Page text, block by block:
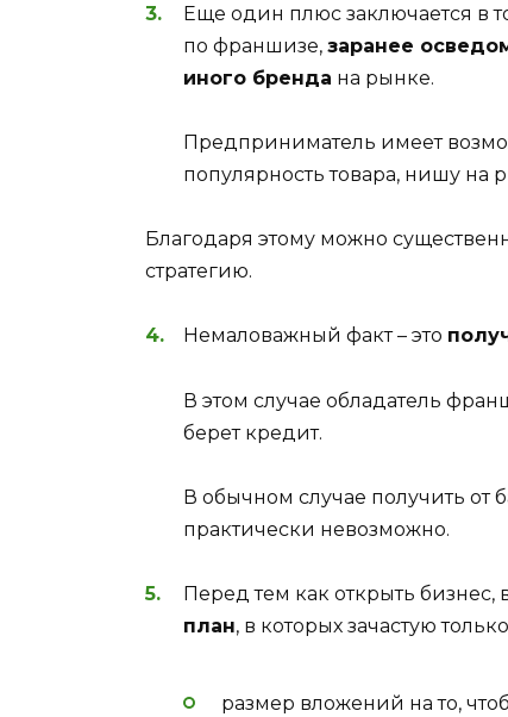
Еще один плюс заключается в
по франшизе, заранее
иного бренда на рынке.
Предприниматель имеет
популярность товара, нишу на
Благодаря этому можно
стратегию.
Немаловажный факт – это
В этом случае обладатель
берет кредит.
В обычном случае получить от
практически невозможно.
Перед тем как открыть
план, в которых зачастую
размер вложений на то,